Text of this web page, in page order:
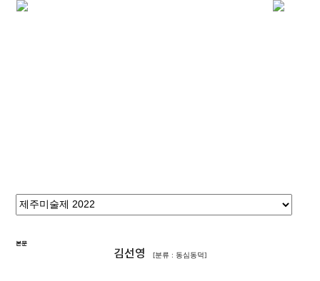
본문
김선영 [분류 : 동심동덕]